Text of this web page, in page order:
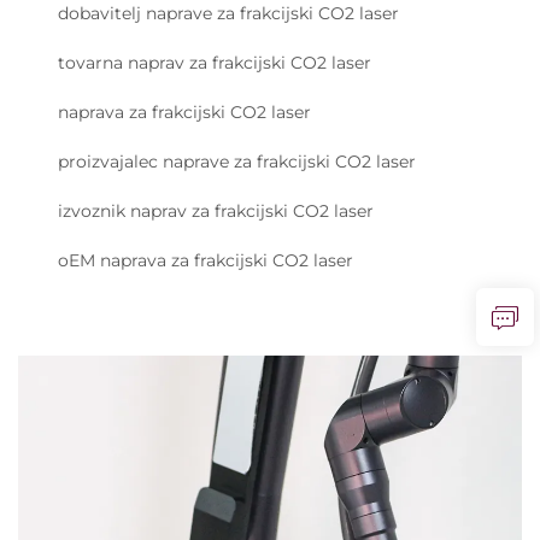
dobavitelj naprave za frakcijski CO2 laser
tovarna naprav za frakcijski CO2 laser
naprava za frakcijski CO2 laser
proizvajalec naprave za frakcijski CO2 laser
izvoznik naprav za frakcijski CO2 laser
oEM naprava za frakcijski CO2 laser